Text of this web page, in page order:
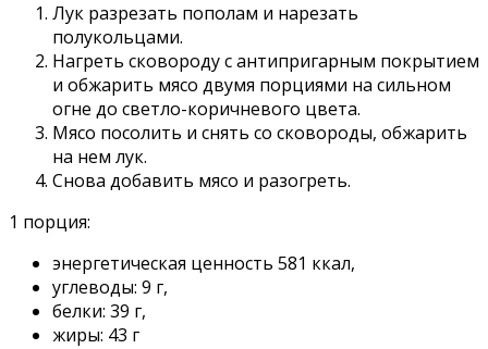
Лук разрезать пополам и нарезать
полукольцами.
Нагреть сковороду с антипригарным покрытием
и обжарить мясо двумя порциями на сильном
огне до светло-коричневого цвета.
Мясо посолить и снять со сковороды, обжарить
на нем лук.
Снова добавить мясо и разогреть.
1 порция:
энергетическая ценность 581 ккал,
углеводы: 9 г,
белки: 39 г,
жиры: 43 г